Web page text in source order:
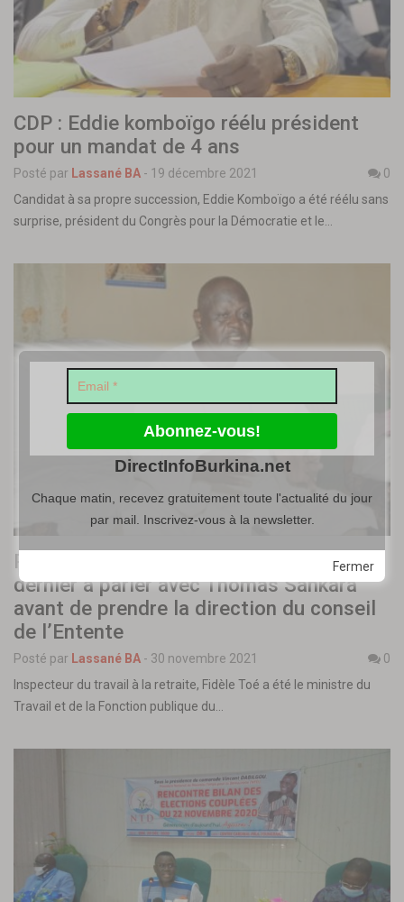
CDP : Eddie komboïgo réélu président
pour un mandat de 4 ans
Posté par Lassané BA - 19 décembre 2021
0
Candidat à sa propre succession, Eddie Komboïgo a été réélu sans
surprise, président du Congrès pour la Démocratie et le…
Procès Thomas Sankara : Fidèle Toé, le
dernier à parler avec Thomas Sankara
avant de prendre la direction du conseil
de l’Entente
Posté par Lassané BA - 30 novembre 2021
0
Inspecteur du travail à la retraite, Fidèle Toé a été le ministre du
Travail et de la Fonction publique du…
Fermer
DirectInfoBurkina.net
Chaque matin, recevez gratuitement toute l'actualité du jour
par mail. Inscrivez-vous à la newsletter.